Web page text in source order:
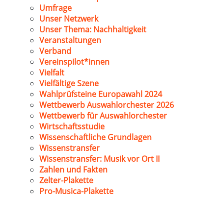
Umfrage
Unser Netzwerk
Unser Thema: Nachhaltigkeit
Veranstaltungen
Verband
Vereinspilot*innen
Vielfalt
Vielfältige Szene
Wahlprüfsteine Europawahl 2024
Wettbewerb Auswahlorchester 2026
Wettbewerb für Auswahlorchester
Wirtschaftsstudie
Wissenschaftliche Grundlagen
Wissenstransfer
Wissenstransfer: Musik vor Ort II
Zahlen und Fakten
Zelter-Plakette
Pro-Musica-Plakette